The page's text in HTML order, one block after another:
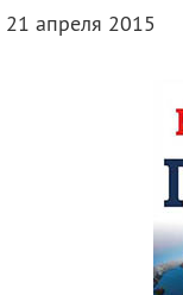
деятельность
21 апреля 2015